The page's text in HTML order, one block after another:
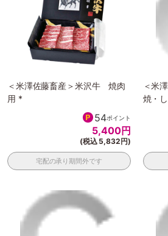
＜米澤佐藤畜産＞米沢牛 焼肉
用 *
54ポイント
5,400円
(税込 5,832円)
宅配の承り期間外です
＜米
焼・